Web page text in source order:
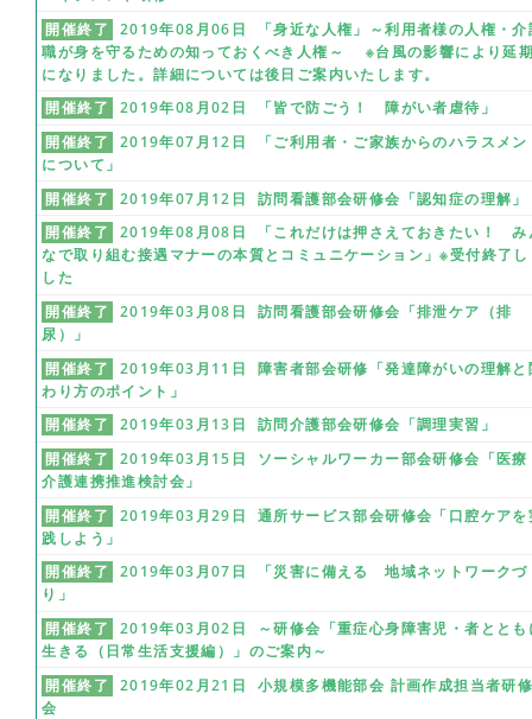
開催終了
2019年08月06日 「身近な人権」～利用者様の人権・介
職が身を守るための知っておくべき人権～ ※台風の影響により延
になりました。詳細については後日ご案内いたします。
開催終了
2019年08月02日 「皆で防ごう！ 障がい者虐待」
開催終了
2019年07月12日 「ご利用者・ご家族からのハラスメン
について」
開催終了
2019年07月12日 訪問看護部会研修会「認知症の理解」
開催終了
2019年08月08日 「これだけは押さえておきたい！ み
なで取り組む接遇マナーの本質とコミュニケーション」※受付終了
した
開催終了
2019年03月08日 訪問看護部会研修会「排泄ケア（排
尿）」
開催終了
2019年03月11日 障害者部会研修「発達障がいの理解と
わり方のポイント」
開催終了
2019年03月13日 訪問介護部会研修会「調理実習」
開催終了
2019年03月15日 ソーシャルワーカー部会研修会「医療
介護連携推進検討会」
開催終了
2019年03月29日 通所サービス部会研修会「口腔ケアを
践しよう」
開催終了
2019年03月07日 「災害に備える 地域ネットワークづ
り」
開催終了
2019年03月02日 ～研修会「重症心身障害児・者ととも
生きる（日常生活支援編）」のご案内～
開催終了
2019年02月21日 小規模多機能部会 計画作成担当者研
会